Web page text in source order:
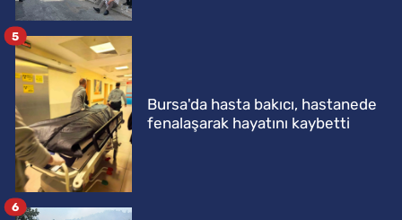
Bursa'da hasta bakıcı, hastanede
fenalaşarak hayatını kaybetti
5
6